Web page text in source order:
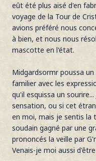
eût été plus aisé d'en
voyage de la Tour de
avions préféré nous
à bien, et nous nous
mascotte en l'état.
Midgardsormr poussa
familier avec les
qu'il esquissa un
sensation, ou si cet
en moi, mais je sentis la
soudain gagné par une
prononcés la veille par
Venais-je moi aussi d'être